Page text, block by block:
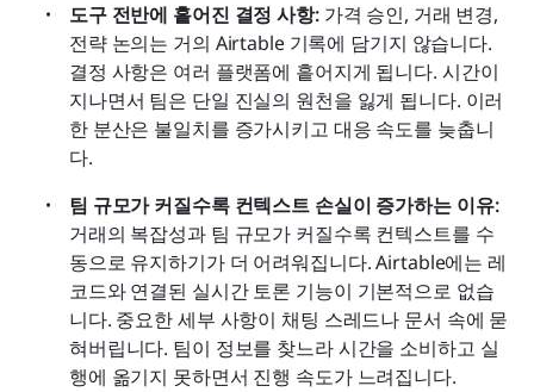
도구 전반에 흩어진 결정 사항: 가격 승인, 거래 변경,
전략 논의는 거의 Airtable 기록에 담기지 않습니다.
결정 사항은 여러 플랫폼에 흩어지게 됩니다. 시간이
지나면서 팀은 단일 진실의 원천을 잃게 됩니다. 이러
한 분산은 불일치를 증가시키고 대응 속도를 늦춥니
다.
팀 규모가 커질수록 컨텍스트 손실이 증가하는 이유:
거래의 복잡성과 팀 규모가 커질수록 컨텍스트를 수
동으로 유지하기가 더 어려워집니다. Airtable에는 레
코드와 연결된 실시간 토론 기능이 기본적으로 없습
니다. 중요한 세부 사항이 채팅 스레드나 문서 속에 묻
혀버립니다. 팀이 정보를 찾느라 시간을 소비하고 실
행에 옮기지 못하면서 진행 속도가 느려집니다.